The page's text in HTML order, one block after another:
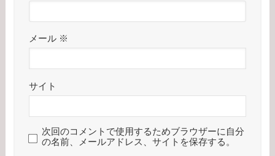
メール ※
サイト
次回のコメントで使用するためブラウザーに自分
の名前、メールアドレス、サイトを保存する。